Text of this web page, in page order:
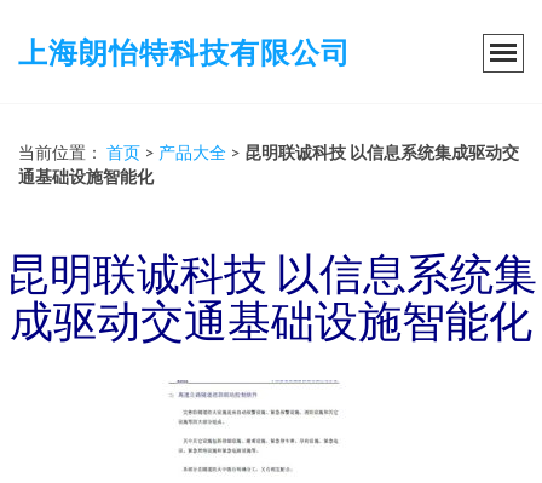
上海朗怡特科技有限公司
当前位置： 首页 > 产品大全 > 昆明联诚科技 以信息系统集成驱动交
通基础设施智能化
昆明联诚科技 以信息系统集
成驱动交通基础设施智能化